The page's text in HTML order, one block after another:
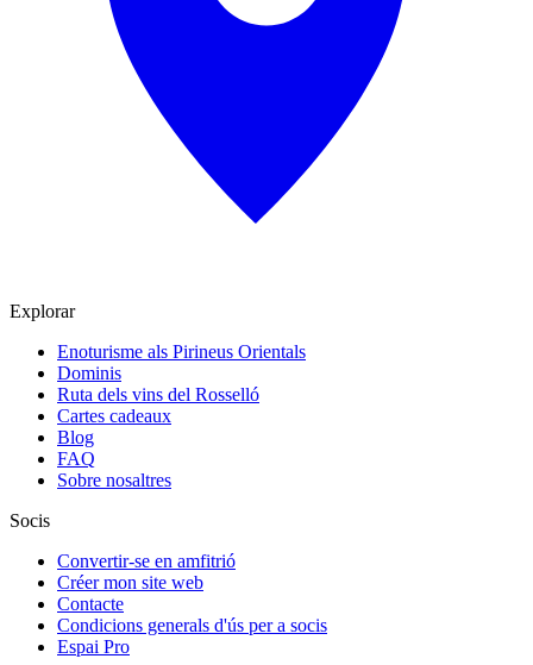
Explorar
Enoturisme als Pirineus Orientals
Dominis
Ruta dels vins del Rosselló
Cartes cadeaux
Blog
FAQ
Sobre nosaltres
Socis
Convertir-se en amfitrió
Créer mon site web
Contacte
Condicions generals d'ús per a socis
Espai Pro